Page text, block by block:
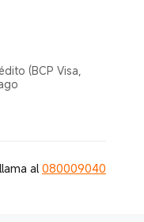
(BCP Visa,
al 080009040